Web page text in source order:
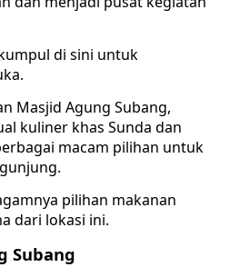
di sini untuk
Masjid Agung Subang,
kuliner khas Sunda dan
macam pilihan untuk
pilihan makanan
dari lokasi ini.
Subang